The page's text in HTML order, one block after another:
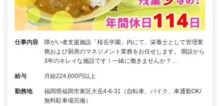
仕事内容
障がい者支援施設「桜岳学園」内にて、栄養士として管理業
務および厨房のマネジメント業務をお任せします。 開設から
3年のキレイな施設です！一緒に働きませんか？ …
給与 月給224,600円以上
勤務地
福岡県福岡市東区大岳4-6-31（自転車、バイク、車通勤OK/
無料駐車場完備）